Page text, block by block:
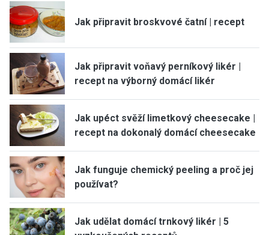
Jak připravit broskvové čatní | recept
Jak připravit voňavý perníkový likér |
recept na výborný domácí likér
Jak upéct svěží limetkový cheesecake |
recept na dokonalý domácí cheesecake
Jak funguje chemický peeling a proč jej
používat?
Jak udělat domácí trnkový likér | 5